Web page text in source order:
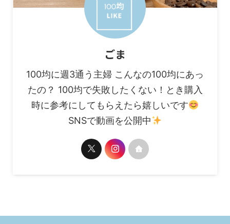
ごま
100均に週3通う主婦 こんなの100均にあっ
たの？ 100均で失敗したくない！とき購入
時に参考にしてもらえたら嬉しいです
SNSで動画を公開中